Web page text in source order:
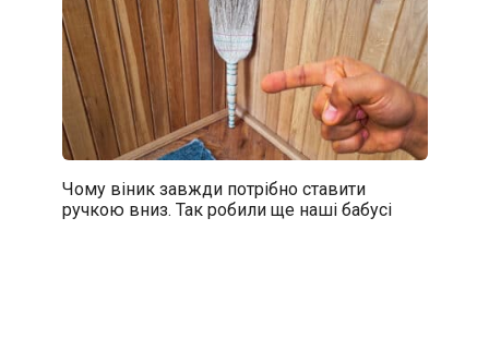
Чому віник завжди потрібно ставити
ручкою вниз. Так робили ще наші бабусі